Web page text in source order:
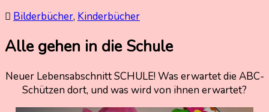
Bilderbücher, Kinderbücher
Alle gehen in die Schule
Dezember
Nadine
Kammer
Neuer Lebensabschnitt SCHULE! Was erwartet die ABC-
Schützen dort, und was wird von ihnen erwartet?